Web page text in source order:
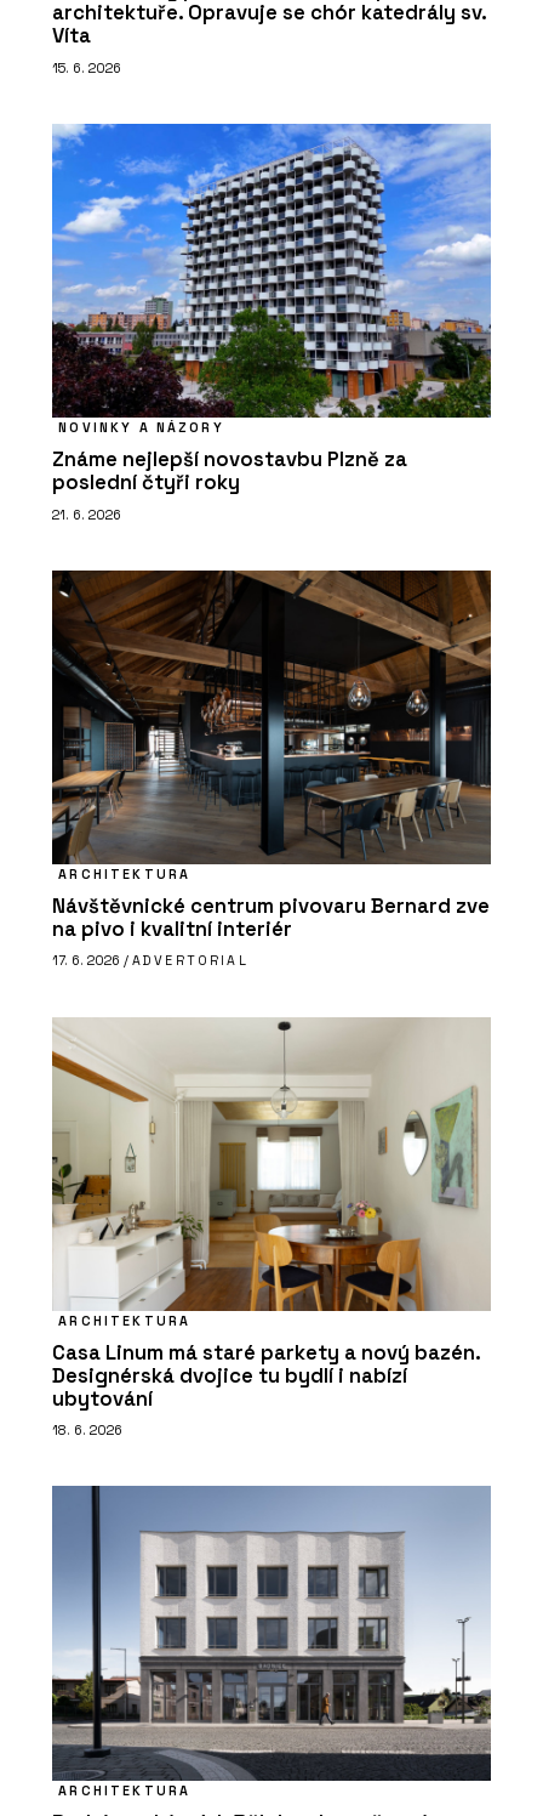
architektuře. Opravuje se chór katedrály sv.
Víta
15. 6. 2026
NOVINKY A NÁZORY
Známe nejlepší novostavbu Plzně za
poslední čtyři roky
21. 6. 2026
ARCHITEKTURA
Návštěvnické centrum pivovaru Bernard zve
na pivo i kvalitní interiér
17. 6. 2026 / ADVERTORIAL
ARCHITEKTURA
Casa Linum má staré parkety a nový bazén.
Designérská dvojice tu bydlí i nabízí
ubytování
18. 6. 2026
ARCHITEKTURA